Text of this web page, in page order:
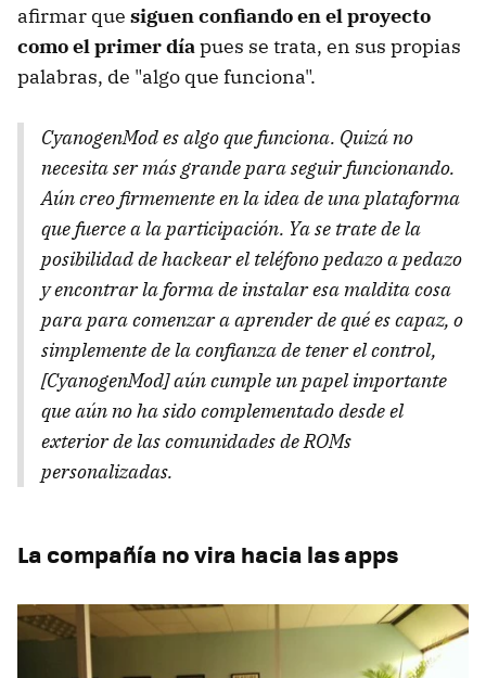
afirmar que siguen confiando en el proyecto
como el primer díapues se trata, en sus propias
palabras, de "algo que funciona".
CyanogenMod es algo que funciona. Quizá no
necesita ser más grande para seguir funcionando.
Aún creo firmemente en la idea de una plataforma
que fuerce a la participación. Ya se trate de la
posibilidad de hackear el teléfono pedazo a pedazo
y encontrar la forma de instalar esa maldita cosa
para para comenzar a aprender de qué es capaz, o
simplemente de la confianza de tener el control,
[CyanogenMod] aún cumple un papel importante
que aún no ha sido complementado desde el
exterior de las comunidades de ROMs
personalizadas.
La compañía no vira hacia las apps